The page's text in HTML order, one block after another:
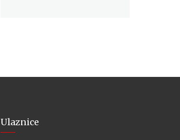
Ulaznice